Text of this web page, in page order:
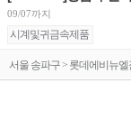
09/07까지
시계및귀금속제품
서울 송파구 > 롯데에비뉴엘